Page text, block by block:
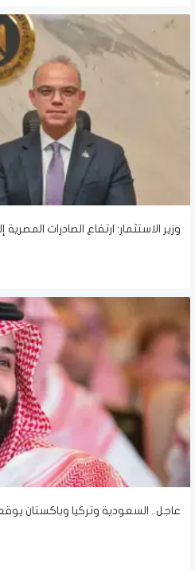
وزير الاستثمار: ارتفاع الصادرات المصرية إلى
عاجل.. السعودية وتركيا وباكستان